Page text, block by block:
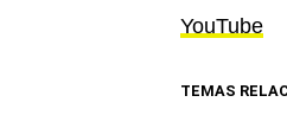
YouTube
TEMAS